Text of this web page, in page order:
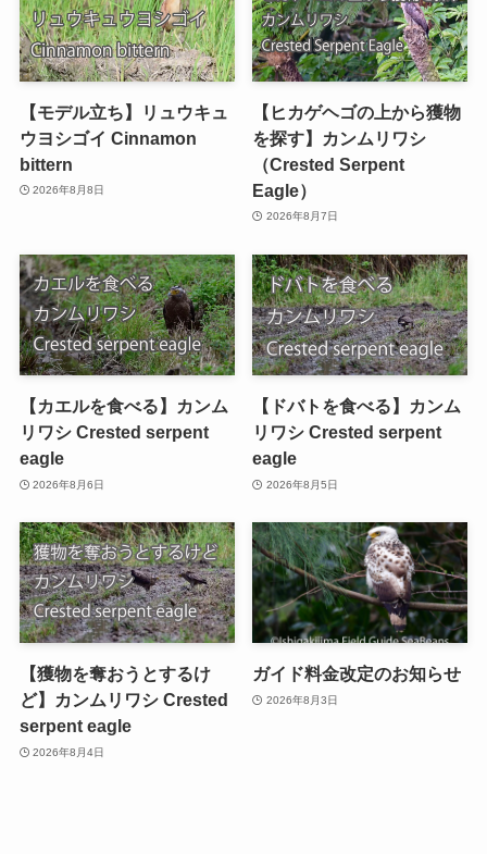
【モデル立ち】リュウキュ
ウヨシゴイ Cinnamon
bittern
2026年8月8日
【ヒカゲヘゴの上から獲物
を探す】カンムリワシ
（Crested Serpent
Eagle）
2026年8月7日
【カエルを食べる】カンム
リワシ Crested serpent
eagle
2026年8月6日
【ドバトを食べる】カンム
リワシ Crested serpent
eagle
2026年8月5日
【獲物を奪おうとするけ
ど】カンムリワシ Crested
serpent eagle
2026年8月4日
ガイド料金改定のお知らせ
2026年8月3日